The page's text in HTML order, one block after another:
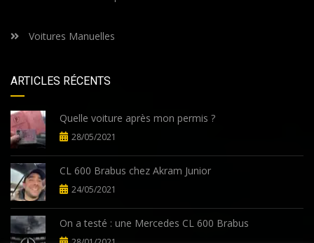
Voitures Manuelles
ARTICLES RÉCENTS
Quelle voiture après mon permis ?
28/05/2021
CL 600 Brabus chez Akram Junior
24/05/2021
On a testé : une Mercedes CL 600 Brabus